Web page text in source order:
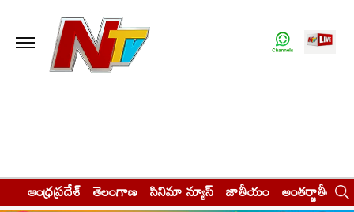
ఆంధ్రప్రదేశ్ తెలంగాణ సినిమా న్యూస్ జాతీయం అంతర్జాతీయం